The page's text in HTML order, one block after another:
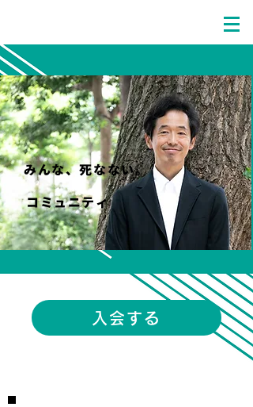
​みんな、死なない。
コミュニティ
入会する